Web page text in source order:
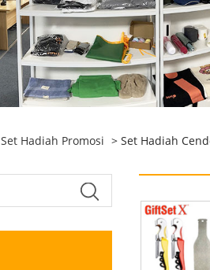
Set Hadiah Promosi > Set Hadiah